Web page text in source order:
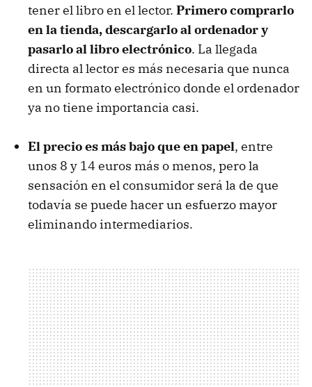
tener el libro en el lector. Primero comprarlo
en la tienda, descargarlo al ordenador y
pasarlo al libro electrónico. La llegada
directa al lector es más necesaria que nunca
en un formato electrónico donde el ordenador
ya no tiene importancia casi.
El precio es más bajo que en papel, entre
unos 8 y 14 euros más o menos, pero la
sensación en el consumidor será la de que
todavía se puede hacer un esfuerzo mayor
eliminando intermediarios.